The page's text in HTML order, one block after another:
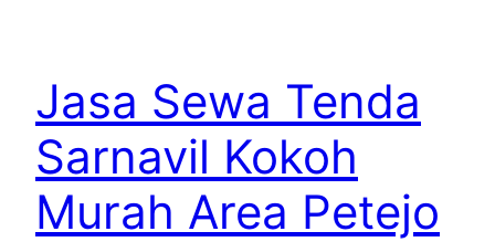
Jasa Sewa Tenda
Sarnavil Kokoh
Murah Area Petejo